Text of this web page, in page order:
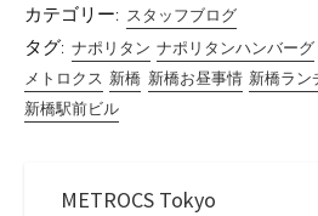
カテゴリー: スタッフブログ
タグ: ナポリタン ナポリタンハンバーグ
メトロクス 新橋 新橋お昼事情 新橋ラン
新橋駅前ビル
METROCS Tokyo